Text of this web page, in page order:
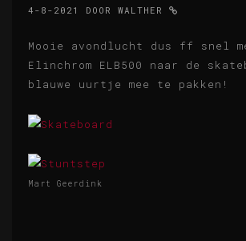
4-8-2021 DOOR WALTHER
Mooie avondlucht dus ff snel
Elinchrom ELB500 naar de
blauwe uurtje mee te pakken!
Mart Geerdink